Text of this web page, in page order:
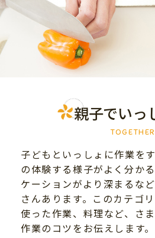
年齢から探す
0歳
小学5年生
こそだてニュース
ニュース
ワーク・ドリル
幼稚園・保育園
小学校
科学・プログラミング
こそだて生活
住まい
ファッション・美容
こそだてマンガ
親子でいっ
TOGETHER
子どもといっしょに作業を
の体験する様子がよく分か
ケーションがより深まるな
さんあります。このカテゴ
使った作業、料理など、さ
作業のコツをお伝えします。